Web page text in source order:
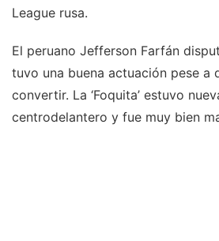
League rusa.
El peruano Jefferson Farfán
tuvo una buena actuación pese a
convertir. La ‘Foquita’ estuvo
centrodelantero y fue muy bien